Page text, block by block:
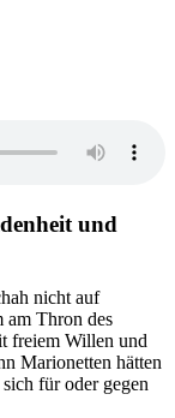
und
nicht auf
am Thron des
freiem Willen und
Marionetten hätten
für oder gegen